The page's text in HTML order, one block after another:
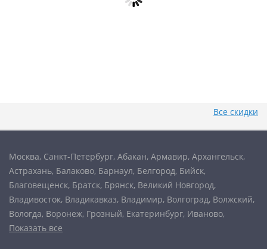
Все скидки
Показать все
Москва, Санкт-Петербург, Абакан, Армавир, Архангельск,
Астрахань, Балаково, Барнаул, Белгород, Бийск,
Благовещенск, Братск, Брянск, Великий Новгород,
Владивосток, Владикавказ, Владимир, Волгоград, Волжский,
Вологда, Воронеж, Грозный, Екатеринбург, Иваново,
Ижевск,Иркутск